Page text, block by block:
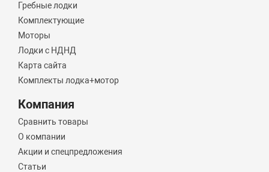
Гребные лодки
Комплектующие
Моторы
Лодки с НДНД
Карта сайта
Комплекты лодка+мотор
Компания
Сравнить товары
О компании
Акции и спецпредложения
Статьи